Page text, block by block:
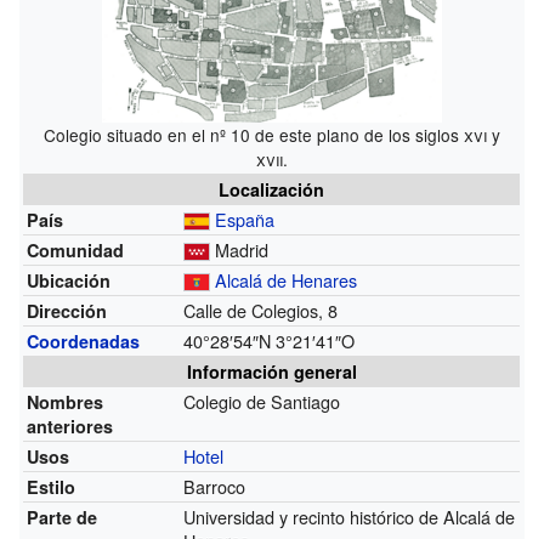
Colegio situado en el nº 10 de este plano de los siglos xviy
xvii.
Localización
País
España
Comunidad Madrid
Ubicación Alcalá de Henares
Dirección Calle de Colegios, 8
Coordenadas 40°28′54″N3°21′41″O
Información general
Nombres
anteriores
Colegio de Santiago
Usos Hotel
Estilo Barroco
Parte de
Universidad y recinto histórico de Alcalá de